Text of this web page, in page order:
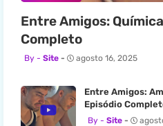
Entre Amigos:
Completo
Site agosto 16, 2025
Entre Amigos:
Episódio
Site